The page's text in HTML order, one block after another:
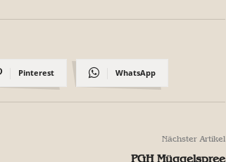
Pinterest WhatsApp
Nächster Artikel
PGH Müggelspree